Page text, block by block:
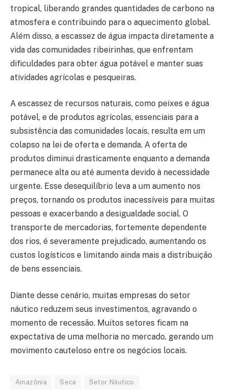
tropical, liberando grandes quantidades de carbono na
atmosfera e contribuindo para o aquecimento global.
Além disso, a escassez de água impacta diretamente a
vida das comunidades ribeirinhas, que enfrentam
dificuldades para obter água potável e manter suas
atividades agrícolas e pesqueiras.
A escassez de recursos naturais, como peixes e água
potável, e de produtos agrícolas, essenciais para a
subsistência das comunidades locais, resulta em um
colapso na lei de oferta e demanda. A oferta de
produtos diminui drasticamente enquanto a demanda
permanece alta ou até aumenta devido à necessidade
urgente. Esse desequilíbrio leva a um aumento nos
preços, tornando os produtos inacessíveis para muitas
pessoas e exacerbando a desigualdade social. O
transporte de mercadorias, fortemente dependente
dos rios, é severamente prejudicado, aumentando os
custos logísticos e limitando ainda mais a distribuição
de bens essenciais.
Diante desse cenário, muitas empresas do setor
náutico reduzem seus investimentos, agravando o
momento de recessão. Muitos setores ficam na
expectativa de uma melhoria no mercado, gerando um
movimento cauteloso entre os negócios locais.
Amazônia Seca Setor Náutico